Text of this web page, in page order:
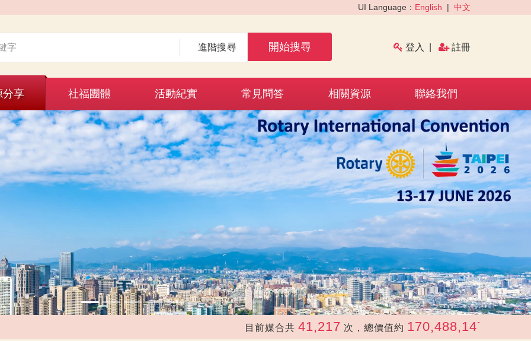
UI Language： English | 中文
進階搜尋 開始搜尋 登入 註冊
分享 社福團體 活動紀實 常見問答 相關資源 聯絡我們
›
目前媒合共 41,217 次，總價值約 170,488,147 元